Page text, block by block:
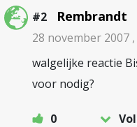
#2 Rembrandt
28 november 2007 ,
walgelijke reactie
voor nodig?
0